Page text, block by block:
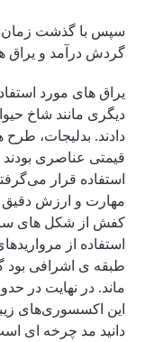
سپس با گذشت زمان
گردش درآمد و یراق
یراق های مورد
دیگری مانند شاخ
دادند. بدلیجات،
قیمتی عناصری
استفاده قرار
مهارت و ارزش
کفش از شکل های
استفاده از
طبقه ی اشرافی بود
این اکسسوری‌های
دانید مد چرخه ای